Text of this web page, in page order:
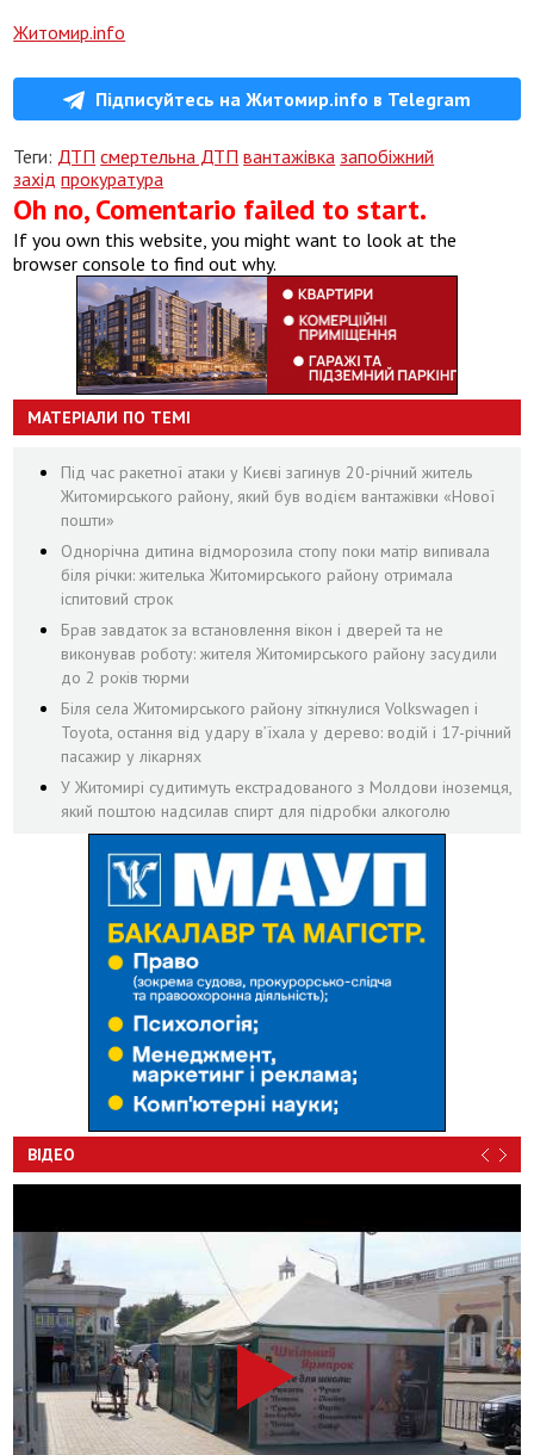
Житомир.info
Підписуйтесь на Житомир.info в Telegram
Теги: ДТП смертельна ДТП вантажівка запобіжний
захід прокуратура
Oh no, Comentario failed to start.
If you own this website, you might want to look at the
browser console to find out why.
МАТЕРІАЛИ ПО ТЕМІ
Під час ракетної атаки у Києві загинув 20-річний житель
Житомирського району, який був водієм вантажівки «Нової
пошти»
Однорічна дитина відморозила стопу поки матір випивала
біля річки: жителька Житомирського району отримала
іспитовий строк
Брав завдаток за встановлення вікон і дверей та не
виконував роботу: жителя Житомирського району засудили
до 2 років тюрми
Біля села Житомирського району зіткнулися Volkswagen і
Toyota, остання від удару вʼїхала у дерево: водій і 17-річний
пасажир у лікарнях
У Житомирі судитимуть екстрадованого з Молдови іноземця,
який поштою надсилав спирт для підробки алкоголю
ВІДЕО